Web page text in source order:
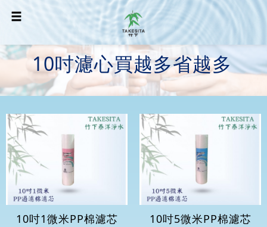
10吋濾心買越多省越多
10吋1微米PP棉濾芯
10吋5微米PP棉濾芯